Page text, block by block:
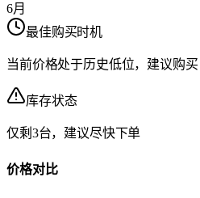
6月
最佳购买时机
当前价格处于历史低位，建议购买
库存状态
仅剩3台，建议尽快下单
价格对比